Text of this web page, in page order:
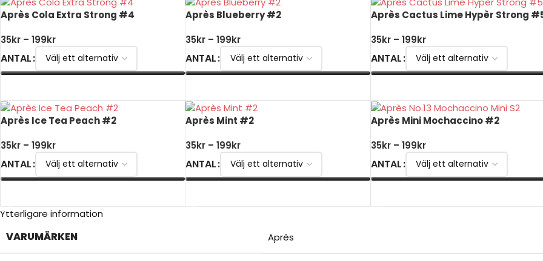
Après Cola Extra Strong #4
35kr – 199kr
ANTAL
Après Blueberry #2
35kr – 199kr
ANTAL
Après Cactus Lime Hypèr Strong
35kr – 199kr
ANTAL
Après Ice Tea Peach #2
35kr – 199kr
ANTAL
Après Mint #2
35kr – 199kr
ANTAL
Après Mini Mochaccino #2
35kr – 199kr
ANTAL
Ytterligare information
VARUMÄRKEN Après